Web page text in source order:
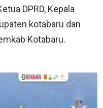
DPRD, Kepala
kotabaru dan
Kotabaru.